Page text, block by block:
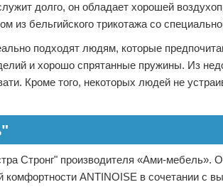
долго, он обладает хорошей
бельгийского трикотажа со
подходят людям, которые
и хорошо спрятанные пружины. Из
Кроме того, некоторых людей не
Стронг" производителя «Ами-мебель».
ANTINOISE в сочетании с